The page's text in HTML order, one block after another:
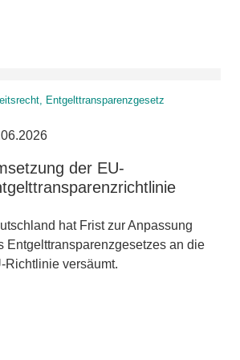
Entgelttransparenzgesetz
der EU-
hat Frist zur Anpassung
Entgelttransparenzgesetzes an die
Richtlinie versäumt.